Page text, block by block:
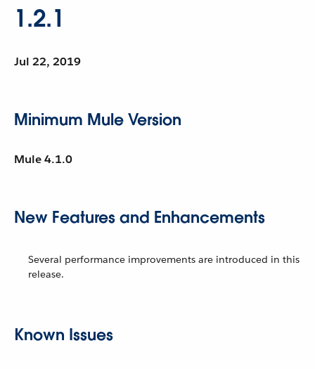
1.2.1
Jul 22, 2019
Minimum Mule Version
Mule 4.1.0
New Features and Enhancements
Several performance improvements are introduced in this
release.
Known Issues